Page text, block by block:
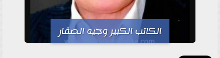
الكاتب الكبير وجيه الصقار